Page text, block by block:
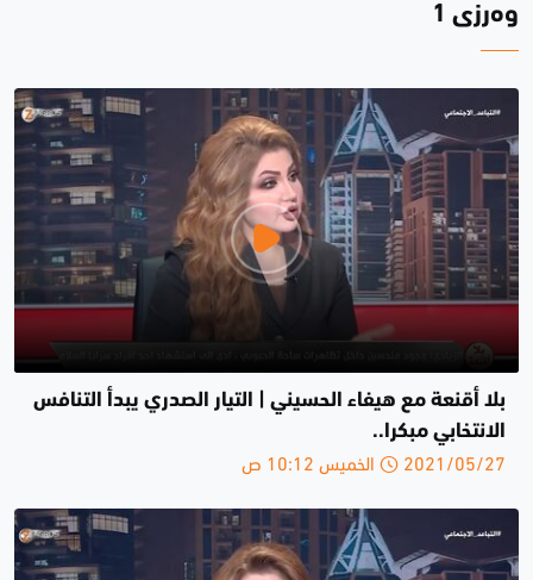
وەرزی 1
بلا أقنعة مع هيفاء الحسيني | التيار الصدري يبدأ التنافس
الانتخابي مبكرا..
2021/05/27 الخميس 10:12 ص